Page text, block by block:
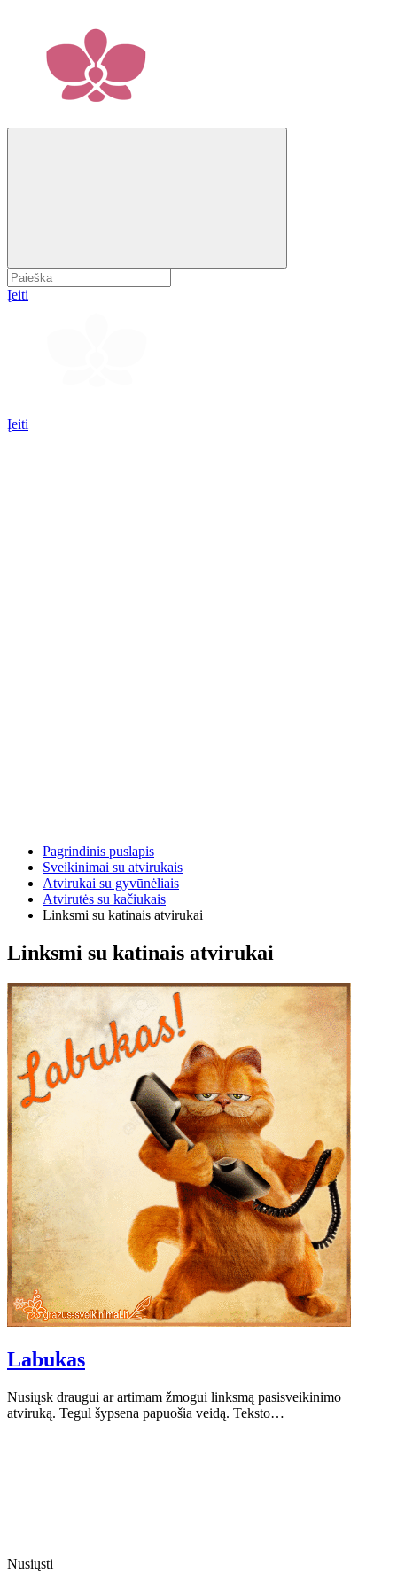
Įeiti
Įeiti
Pagrindinis puslapis
Sveikinimai su atvirukais
Atvirukai su gyvūnėliais
Atvirutės su kačiukais
Linksmi su katinais atvirukai
Linksmi su katinais atvirukai
Labukas
Nusiųsk draugui ar artimam žmogui linksmą pasisveikinimo
atviruką. Tegul šypsena papuošia veidą. Teksto…
Nusiųsti